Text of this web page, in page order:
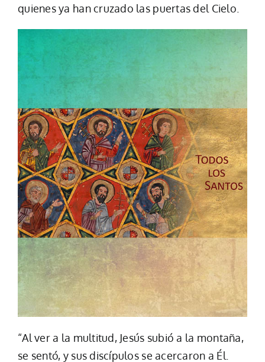
quienes ya han cruzado las puertas del Cielo.
“Al ver a la multitud, Jesús subió a la montaña,
se sentó, y sus discípulos se acercaron a Él.